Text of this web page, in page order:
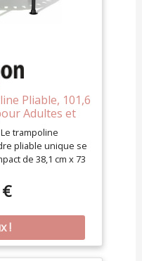
Pliable, 101,6
Adultes et
trampoline
pliable unique se
de 38,1 cm x 73
ranger sous le lit,
coffre de la voiture
tous les pieds du
élevée de
affiche une
200 kg, grâce à des